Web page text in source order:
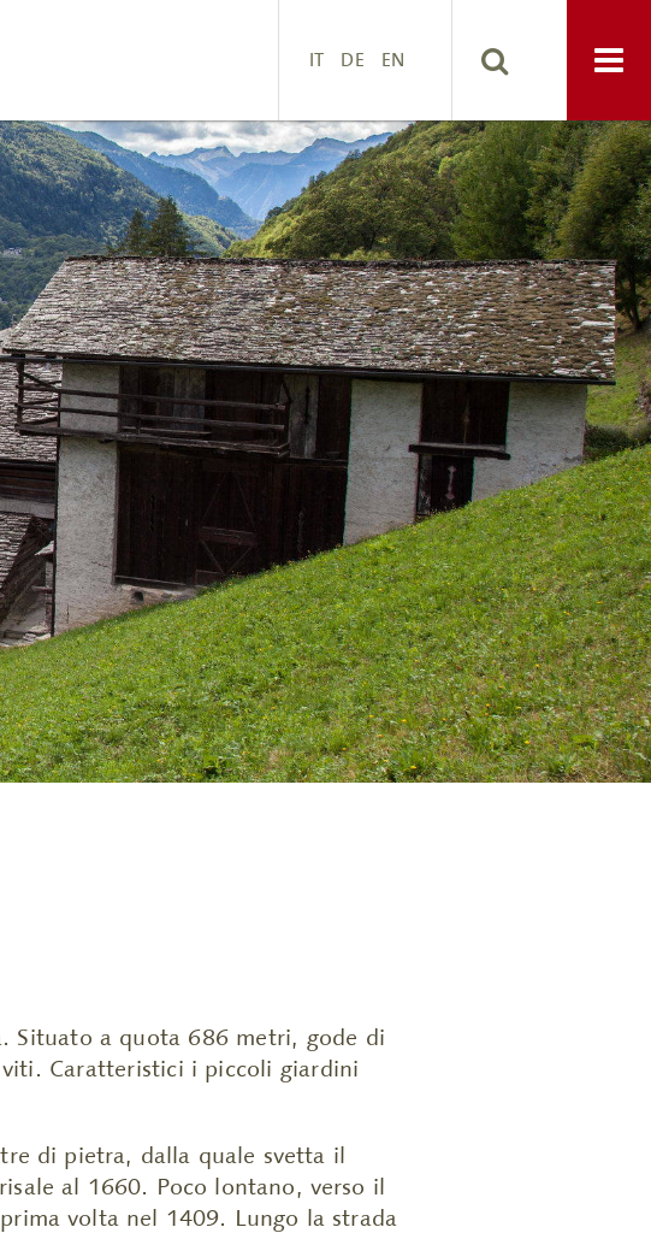
IT DE EN
Situato a quota 686 metri, gode di
Caratteristici i piccoli giardini
di pietra, dalla quale svetta il
al 1660. Poco lontano, verso il
volta nel 1409. Lungo la strada